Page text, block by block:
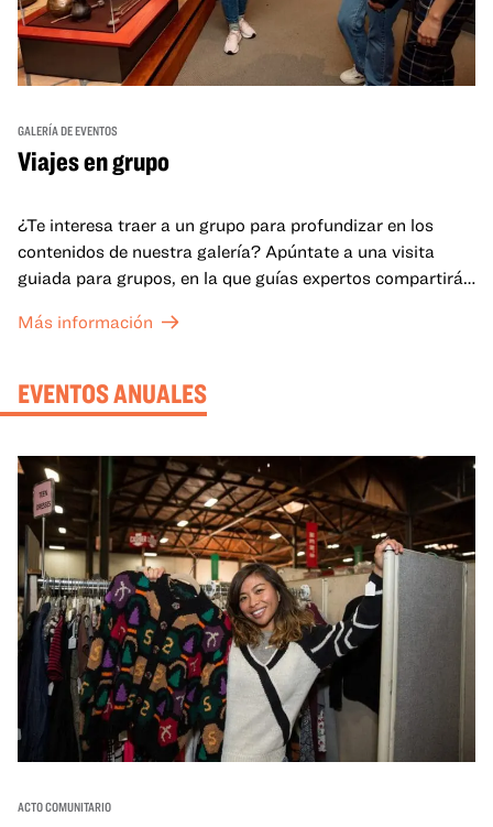
GALERÍA DE EVENTOS
Viajes en grupo
¿Te interesa traer a un grupo para profundizar en los
contenidos de nuestra galería? Apúntate a una visita
guiada para grupos, en la que guías expertos compartirán
mejor lo que se expone en las galerías del OMCA.
Más información
EVENTOS ANUALES
ACTO COMUNITARIO